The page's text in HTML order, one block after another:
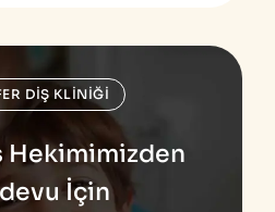
DİŞ KLİNİĞİ
Hekimimizden
İçin